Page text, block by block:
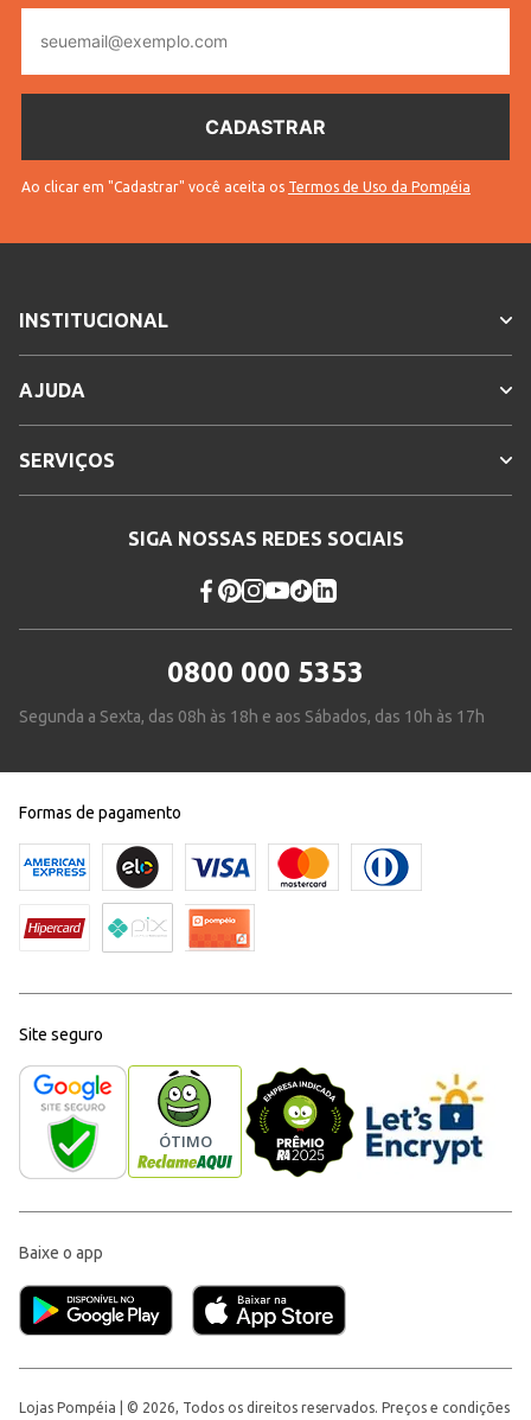
mail
Ao clicar em "Cadastrar" você aceita os Termos de Uso da Pompéia
INSTITUCIONAL
AJUDA
SERVIÇOS
SIGA NOSSAS REDES SOCIAIS
0800 000 5353
Segunda a Sexta, das 08h às 18h e aos Sábados, das 10h às 17h
Formas de pagamento
Site seguro
Baixe o app
Lojas Pompéia | © 2026, Todos os direitos reservados. Preços e condições